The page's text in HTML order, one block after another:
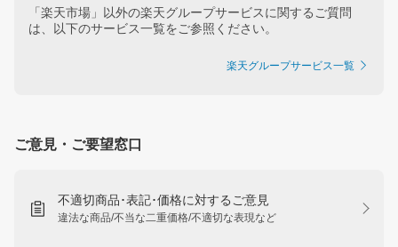
「楽天市場」以外の楽天グループサービスに関するご質問
は、以下のサービス一覧をご参照ください。
楽天グループサービス一覧
ご意見・ご要望窓口
不適切商品･表記･価格に対するご意見
違法な商品/不当な二重価格/不適切な表現など